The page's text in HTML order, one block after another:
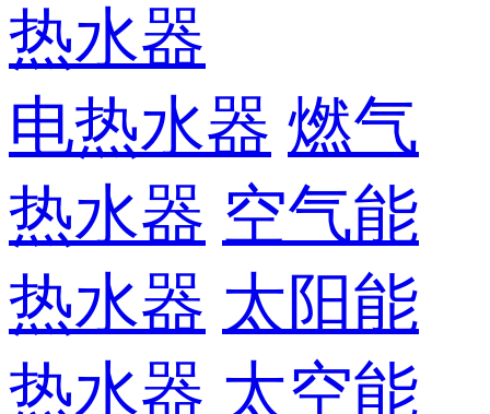
热水器
电热水器 燃气
热水器 空气能
热水器 太阳能
热水器 太空能